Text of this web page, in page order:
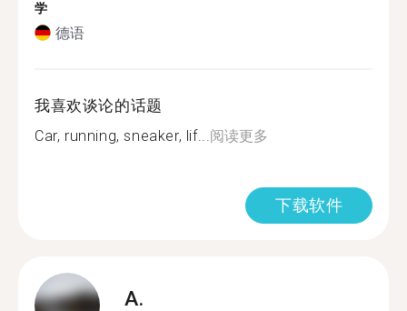
学
德语
我喜欢谈论的话题
Car, running, sneaker, lif... 阅读更多
下载软件
A.